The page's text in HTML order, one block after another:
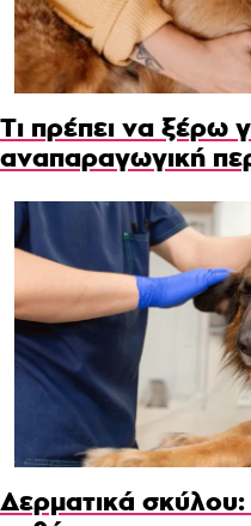
Τι πρέπει να ξέρω
αναπαραγωγική
Δερματικά σκύλου: